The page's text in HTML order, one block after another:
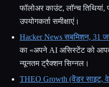
फॉलोअर काउंट, लॉन्च
उपयोगकर्ता समीक्षाएं।
Hacker News सबमिशन, 31
का «अपने AI असिस्टेंट को
न्यूनतम ट्रैक्शन सिग्नल।
THEO Growth (वेंडर साइट,